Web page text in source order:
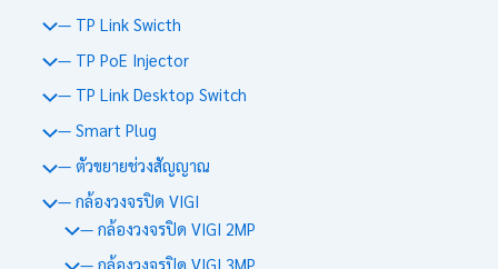
— TP Link Swicth
— TP PoE Injector
— TP Link Desktop Switch
— Smart Plug
— ตัวขยายช่วงสัญญาณ
— กล้องวงจรปิด VIGI
— กล้องวงจรปิด VIGI 2MP
— กล้องวงจรปิด VIGI 3MP